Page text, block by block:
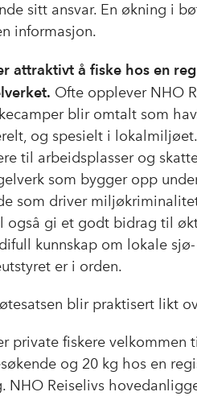
sitt ansvar. En økning i
informasjon.
attraktivt å fiske hos en
Ofte opplever NHO
blir omtalt som
og spesielt i lokalmiljøet.
til arbeidsplasser og
som bygger opp
som driver
også gi et godt bidrag til
kunnskap om lokale
er i orden.
blir praktisert likt
private fiskere velkommen
og 20 kg hos en
NHO Reiselivs